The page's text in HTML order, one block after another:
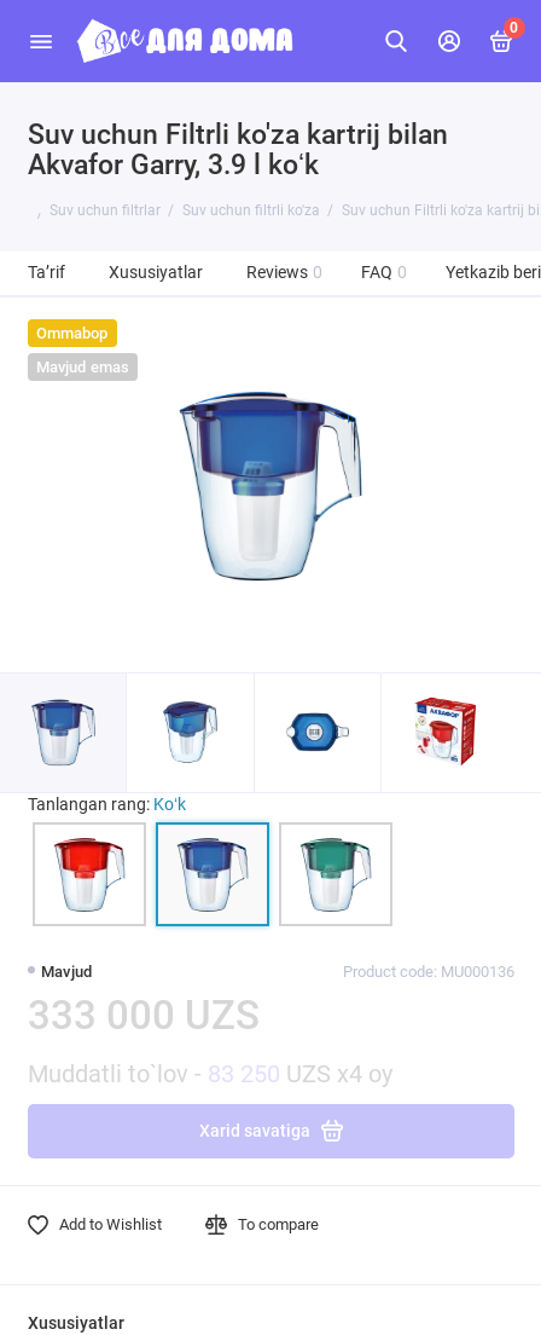
0
Suv uchun Filtrli ko'za kartrij bilan
Akvafor Garry, 3.9 l koʻk
Suv uchun filtrlar Suv uchun filtrli ko'za Suv uchun Filtrli ko'za kartrij
Ta’rif Xususiyatlar Reviews 0 FAQ 0 Yetkazib
Ommabop
Mavjud emas
Mavjud Product code: MU000136
333 000 UZS
Muddatli to`lov - 83 250 UZS x4 oy
Xarid savatiga
Add to Wishlist To compare
Tanlangan rang: Koʻk
Xususiyatlar